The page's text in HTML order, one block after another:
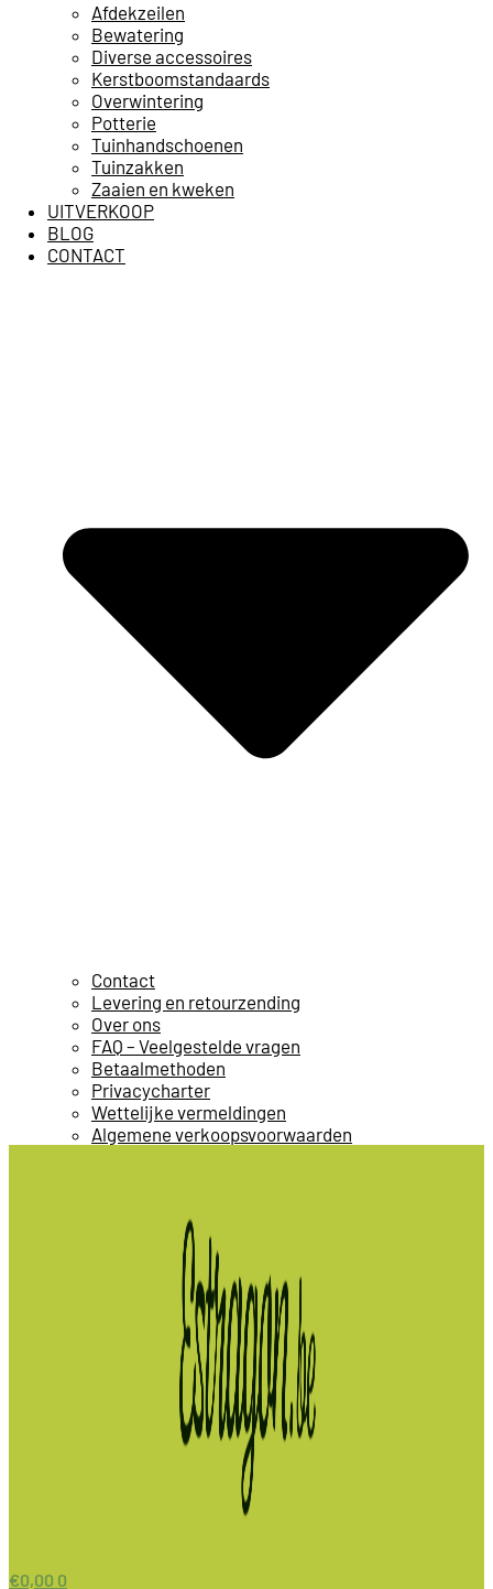
Afdekzeilen
Bewatering
Diverse accessoires
Kerstboomstandaards
Overwintering
Potterie
Tuinhandschoenen
Tuinzakken
Zaaien en kweken
UITVERKOOP
BLOG
CONTACT
Contact
Levering en retourzending
Over ons
FAQ – Veelgestelde vragen
Betaalmethoden
Privacycharter
Wettelijke vermeldingen
Algemene verkoopsvoorwaarden
€0,00 0